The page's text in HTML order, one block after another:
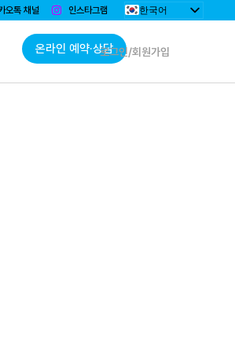
인스타그램
오톡 채널
한국어
简体中文
Bahasa Indonesia
온라인 예약·상담로그인/회원가입